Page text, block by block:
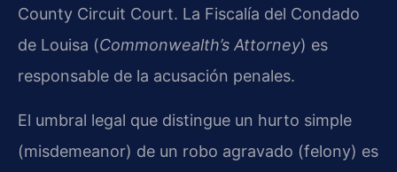
County Circuit Court. La Fiscalía del Condado
de Louisa (Commonwealth’s Attorney) es
responsable de la acusación penales.
El umbral legal que distingue un hurto simple
(misdemeanor) de un robo agravado (felony) es